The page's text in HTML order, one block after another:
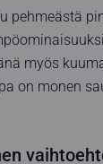
pehmeästä
myös
on monen